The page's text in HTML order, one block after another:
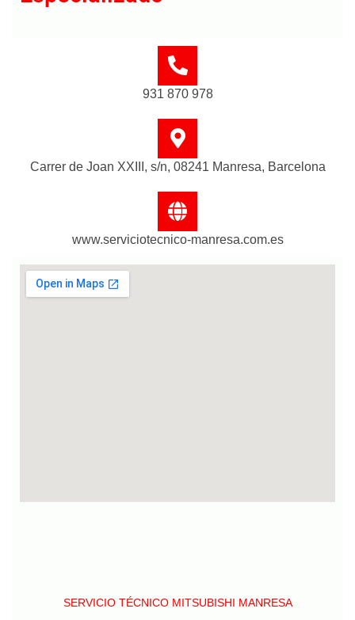
931 870 978
Carrer de Joan XXIII, s/n, 08241 Manresa, Barcelona
www.serviciotecnico-manresa.com.es
SERVICIO TÉCNICO MITSUBISHI MANRESA